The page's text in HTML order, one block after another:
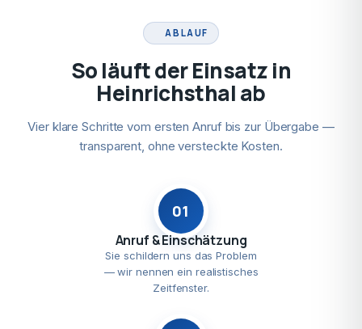
ABLAUF
So läuft der Einsatz in
Heinrichsthal ab
Vier klare Schritte vom ersten Anruf bis zur Übergabe —
transparent, ohne versteckte Kosten.
01
Anruf & Einschätzung
Sie schildern uns das Problem
— wir nennen ein realistisches
Zeitfenster.